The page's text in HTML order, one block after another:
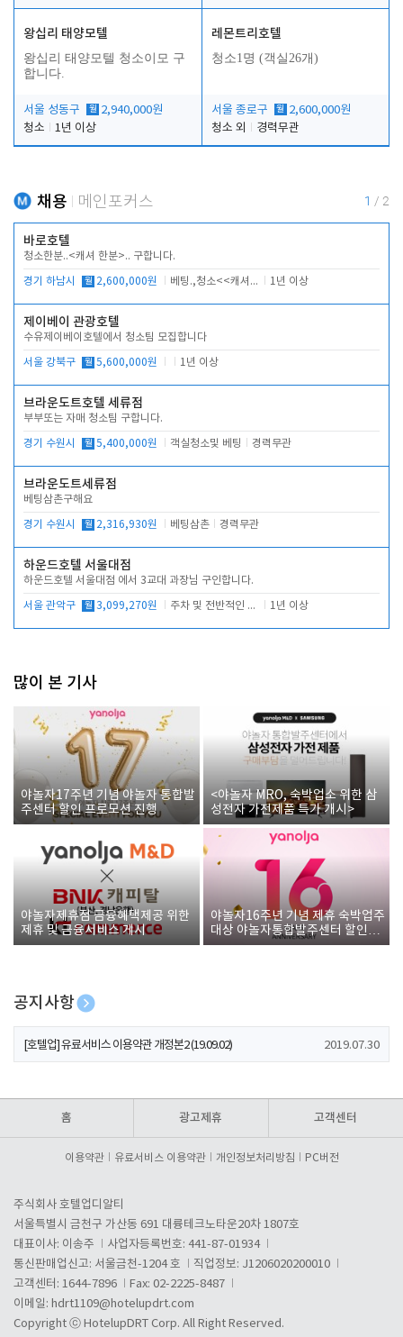
왕십리 태양모텔
왕십리 태양모텔 청소이모 구
합니다.
서울 성동구 월 2,940,000원
청소
1년 이상
레몬트리호텔
청소1명 (객실26개)
서울 종로구 월 2,600,000원
청소 외
경력무관
채용 메인포커스 1 / 2
바로호텔
청소한분..<캐셔 한분>.. 구합니다.
경기 하남시 월 2,600,000원 베팅.,청소<<캐셔 모셔봅니다. 1년 이상
제이베이 관광호텔
수유제이베이호텔에서 청소팀 모집합니다
서울 강북구 월 5,600,000원 1년 이상
브라운도트호텔 세류점
부부또는 자매 청소팀 구합니다.
경기 수원시 월 5,400,000원 객실청소및 베팅 경력무관
브라운도트세류점
베팅삼촌구해요
경기 수원시 월 2,316,930원 베팅삼촌 경력무관
하운드호텔 서울대점
하운드호텔 서울대점 에서 3교대 과장님 구인합니다.
서울 관악구 월 3,099,270원 주차 및 전반적인 당번업무 1년 이상
많이 본 기사
야놀자17주년 기념 야놀자 통합발
주센터 할인 프로모션 진행
<야놀자 MRO, 숙박업소 위한 삼
성전자 가전제품 특가 개시>
야놀자제휴점 금융혜택제공 위한
제휴 및 금융서비스 게시
야놀자16주년 기념 제휴 숙박업주
대상 야놀자통합발주센터 할인쿠
폰 증정
공지사항
[호텔업] 개인정보 처리방침 개정본1 (19.09.02)
[호텔업] 유료서비스 이용약관 개정본2 (19.09.02) 2019.07.30
홈 광고제휴 고객센터
이용약관 유료서비스 이용약관 개인정보처리방침 PC버전
주식회사 호텔업디알티
서울특별시 금천구 가산동 691 대륭테크노타운20차 1807호
대표이사: 이송주
사업자등록번호: 441-87-01934
통신판매업신고: 서울금천-1204 호
직업정보: J1206020200010
고객센터: 1644-7896
Fax: 02-2225-8487
이메일: hdrt1109@hotelupdrt.com
Copyright ⓒ HotelupDRT Corp. All Right Reserved.